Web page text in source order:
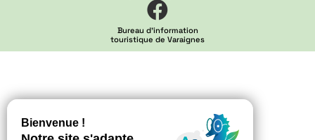
Bureau d'information
touristique de Varaignes